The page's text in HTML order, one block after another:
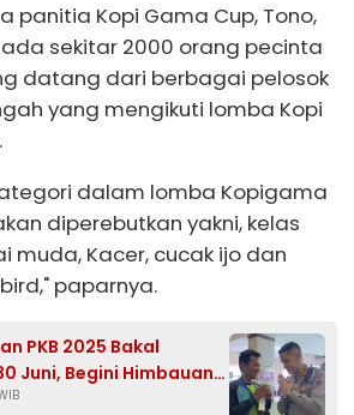
panitia Kopi Gama Cup, Tono,
sekitar 2000 orang pecinta
datang dari berbagai pelosok
yang mengikuti lomba Kopi
dalam lomba Kopigama
diperebutkan yakni, kelas
muda, Kacer, cucak ijo dan
paparnya.
PKB 2025 Bakal
Juni, Begini Himbauan